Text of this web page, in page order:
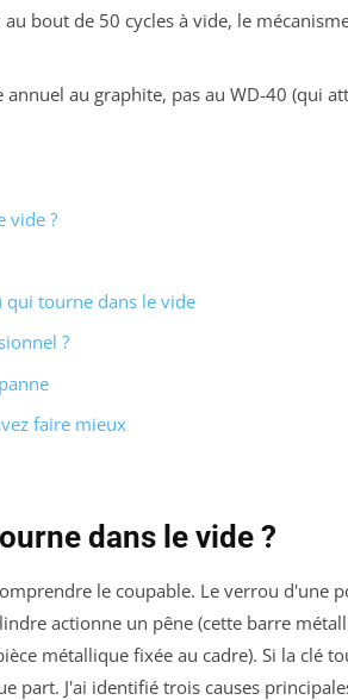
bout de 50 cycles à vide, le
au graphite, pas au WD-40 (qui
vide ?
tourne dans le vide
?
faire mieux
dans le vide ?
le coupable. Le verrou d'une
actionne un pêne (cette barre
métallique fixée au cadre). Si la clé
part. J'ai identifié trois causes